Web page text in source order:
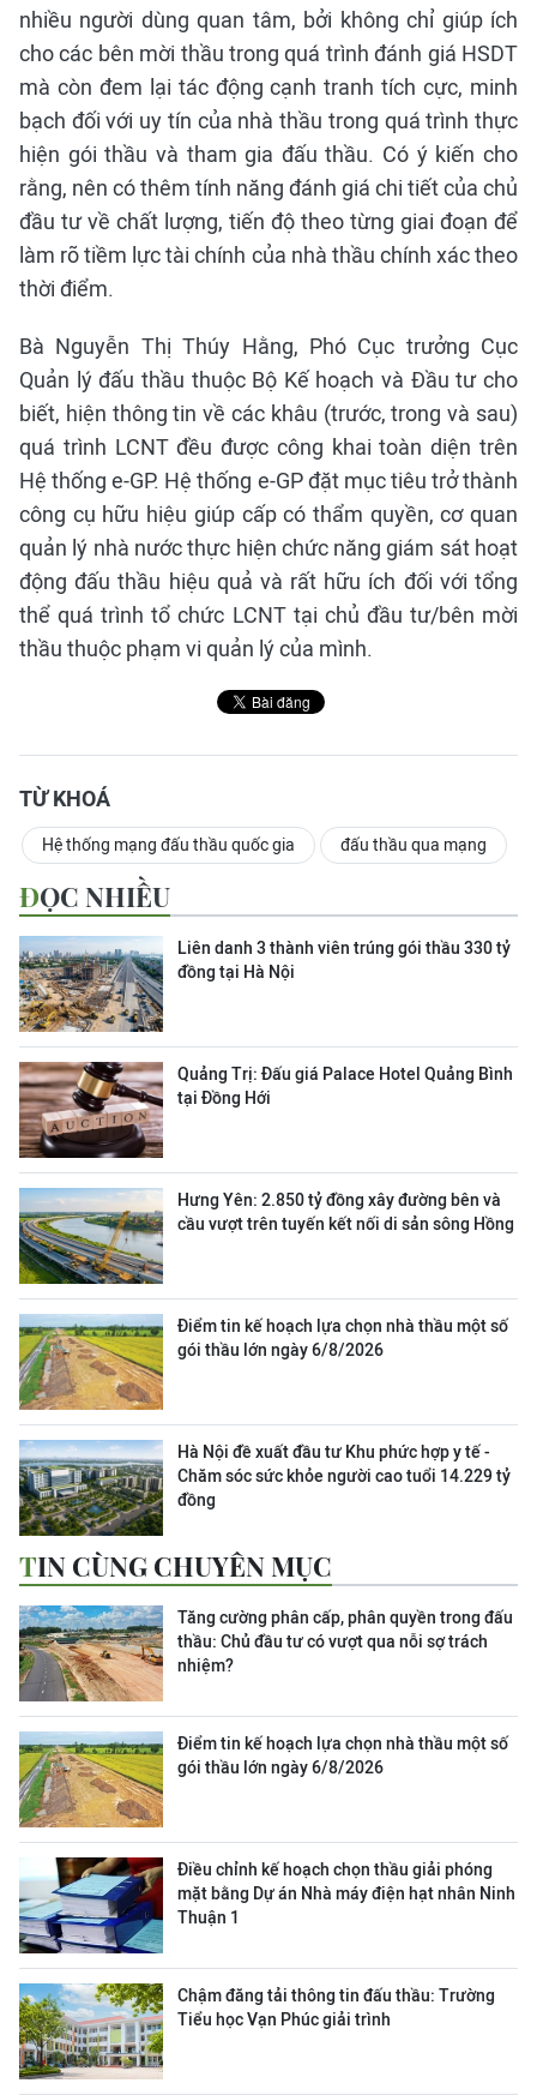
nhiều người dùng quan tâm, bởi không chỉ giúp ích
cho các bên mời thầu trong quá trình đánh giá HSDT
mà còn đem lại tác động cạnh tranh tích cực, minh
bạch đối với uy tín của nhà thầu trong quá trình thực
hiện gói thầu và tham gia đấu thầu. Có ý kiến cho
rằng, nên có thêm tính năng đánh giá chi tiết của chủ
đầu tư về chất lượng, tiến độ theo từng giai đoạn để
làm rõ tiềm lực tài chính của nhà thầu chính xác theo
thời điểm.
Bà Nguyễn Thị Thúy Hằng, Phó Cục trưởng Cục
Quản lý đấu thầu thuộc Bộ Kế hoạch và Đầu tư cho
biết, hiện thông tin về các khâu (trước, trong và sau)
quá trình LCNT đều được công khai toàn diện trên
Hệ thống e-GP. Hệ thống e-GP đặt mục tiêu trở thành
công cụ hữu hiệu giúp cấp có thẩm quyền, cơ quan
quản lý nhà nước thực hiện chức năng giám sát hoạt
động đấu thầu hiệu quả và rất hữu ích đối với tổng
thể quá trình tổ chức LCNT tại chủ đầu tư/bên mời
thầu thuộc phạm vi quản lý của mình.
TỪ KHOÁ
Hệ thống mạng đấu thầu quốc gia đấu thầu qua mạng
ĐỌC NHIỀU
Liên danh 3 thành viên trúng gói thầu 330 tỷ
đồng tại Hà Nội
Quảng Trị: Đấu giá Palace Hotel Quảng Bình
tại Đồng Hới
Hưng Yên: 2.850 tỷ đồng xây đường bên và
cầu vượt trên tuyến kết nối di sản sông Hồng
Điểm tin kế hoạch lựa chọn nhà thầu một số
gói thầu lớn ngày 6/8/2026
Hà Nội đề xuất đầu tư Khu phức hợp y tế -
Chăm sóc sức khỏe người cao tuổi 14.229 tỷ
đồng
TIN CÙNG CHUYÊN MỤC
Tăng cường phân cấp, phân quyền trong đấu
thầu: Chủ đầu tư có vượt qua nỗi sợ trách
nhiệm?
Điểm tin kế hoạch lựa chọn nhà thầu một số
gói thầu lớn ngày 6/8/2026
Điều chỉnh kế hoạch chọn thầu giải phóng
mặt bằng Dự án Nhà máy điện hạt nhân Ninh
Thuận 1
Chậm đăng tải thông tin đấu thầu: Trường
Tiểu học Vạn Phúc giải trình